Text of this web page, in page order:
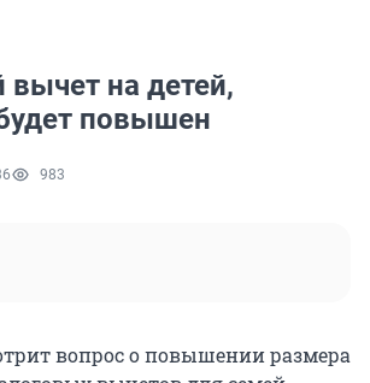
на детей,
повышен
983
вопрос о повышении размера